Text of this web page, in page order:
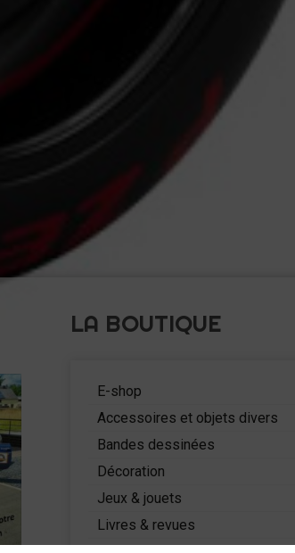
LA BOUTIQUE
E-shop
Accessoires et objets divers
Bandes dessinées
Décoration
Jeux & jouets
Livres & revues